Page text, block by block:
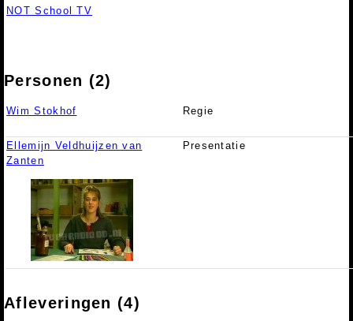
NOT School TV
Personen (2)
Wim Stokhof Regie
Ellemijn Veldhuijzen van
Zanten
Presentatie
Afleveringen (4)